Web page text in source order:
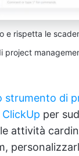
e rispetta le
project
strumento di
per
attività